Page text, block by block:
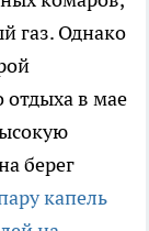
газ. Однако
отдыха в мае
берег
капель